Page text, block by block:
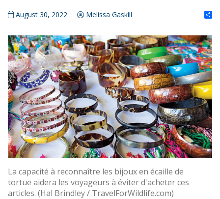
August 30, 2022 Melissa Gaskill
La capacité à reconnaître les bijoux en écaille de
tortue aidera les voyageurs à éviter d'acheter ces
articles. (Hal Brindley / TravelForWildlife.com)